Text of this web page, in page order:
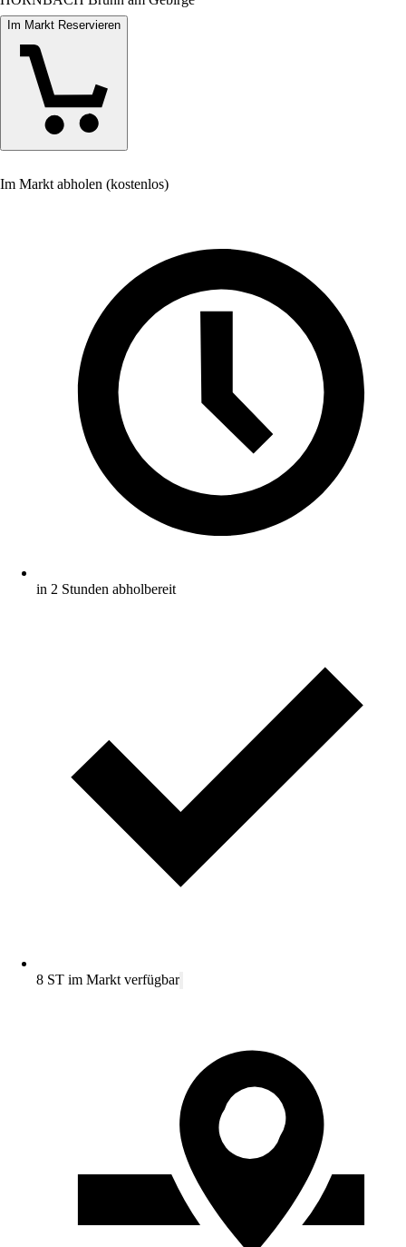
Im Markt Reservieren
Im Markt abholen (kostenlos)
in 2 Stunden abholbereit
8 ST im Markt verfügbar